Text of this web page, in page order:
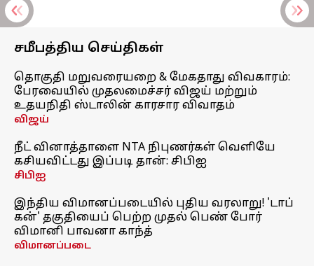
சமீபத்திய செய்திகள்
தொகுதி மறுவரையறை & மேகதாது விவகாரம்:
பேரவையில் முதலமைச்சர் விஜய் மற்றும்
உதயநிதி ஸ்டாலின் காரசார விவாதம்
விஜய்
நீட் வினாத்தாளை NTA நிபுணர்கள் வெளியே
கசியவிட்டது இப்படி தான்: சிபிஐ
சிபிஐ
இந்திய விமானப்படையில் புதிய வரலாறு! 'டாப்
கன்' தகுதியைப் பெற்ற முதல் பெண் போர்
விமானி பாவனா காந்த்
விமானப்படை